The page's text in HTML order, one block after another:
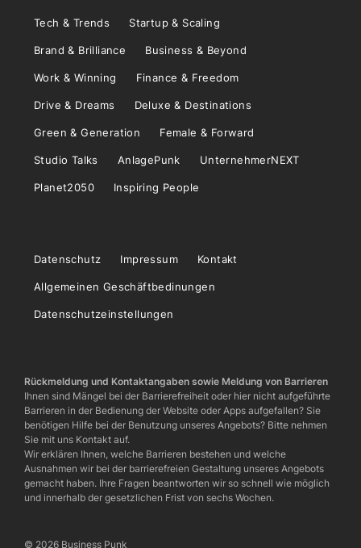
Tech & Trends Startup & Scaling
Brand & Brilliance Business & Beyond
Work & Winning Finance & Freedom
Drive & Dreams Deluxe & Destinations
Green & Generation Female & Forward
Studio Talks AnlagePunk UnternehmerNEXT
Planet2050 Inspiring People
Datenschutz Impressum Kontakt
Allgemeinen Geschäftbedinungen
Datenschutzeinstellungen
Rückmeldung und Kontaktangaben sowie Meldung von Barrieren
Ihnen sind Mängel bei der Barrierefreiheit oder hier nicht aufgeführte
Barrieren in der Bedienung der Website oder Apps aufgefallen? Sie
benötigen Hilfe bei der Benutzung unseres Angebots? Bitte nehmen
Sie mit uns Kontakt auf.
Wir erklären Ihnen, welche Barrieren bestehen und welche
Ausnahmen wir bei der barrierefreien Gestaltung unseres Angebots
gemacht haben. Ihre Fragen beantworten wir so schnell wie möglich
und innerhalb der gesetzlichen Frist von sechs Wochen.
© 2026 Business Punk